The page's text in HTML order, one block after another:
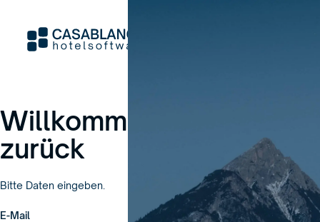
Willkommen
zurück
Bitte Daten eingeben.
E-Mail